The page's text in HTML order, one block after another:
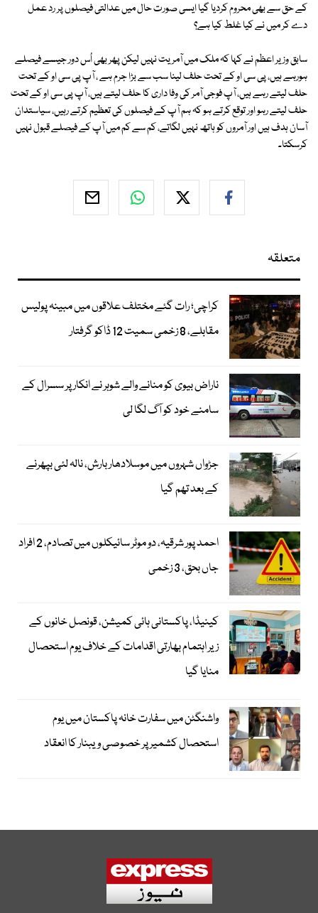
کے حق سے بھی محروم کردیا گیا ایسی صورت حال میں عدالتی فیصلوں پر رد عمل
دے کر میں نے کیا غلط کیا ہے؟
سابق وزیر اعظم نے کہا کہ ملک میں آمریت نہیں لیکن پھر بھی اُس دور جیسے فیصلے
ہورہے ہیں، پی سی او کے تحت حلف لینا سب سے بڑا جرم ہے ، آپ پی سی او کے تحت
حلف لیتے رہے ہیں، آپ فوجی آمر کی وفا داری کا حلف لیتے ہیں، آپ پی سی او کے تحت
حلف لیتے رہو اور توقع کرتے ہو کہ ہم آپ کے فیصلوں کی تعظیم کرتے رہیں، سیاستدان
آسان ہدف ہیں اور آمروں کو ہاتھ نہیں لگاتے، کم سے کم میں آپ کے فیصلے قبول نہیں
کرسکتا۔
متعلقہ
کراچی؛ رات گئے مختلف علاقوں میں مبینہ پولیس
مقابلے، 8 زخمی سمیت 12 ڈاکو گرفتار
ناراض بیوی کو منانے والے شوہر نے انکار پر سسرال کے
سامنے خود کو آگ لگا لی
جڑواں شہروں میں موسلادھار بارش، نالہ لئی بپھرنے
کے بعد تھم گیا
احمد پور شرقیہ، دو موٹر سائیکلوں میں تصادم، 2 افراد
جاں بحق، 3 زخمی
کینیڈا، پاکستانی ہائی کمیشن، قونصل خانوں کے
زیر اہتمام بھارتی اقدامات کے خلاف یوم استحصال
منایا گیا
واشنگٹن میں سفارت خانہ پاکستان میں یوم
استحصال کشمیر پر خصوصی ویبنار کا انعقاد